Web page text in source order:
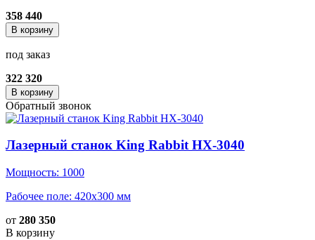
358 440
В корзину
под заказ
322 320
В корзину
Обратный звонок
Лазерный станок King Rabbit HX-3040
Мощность: 1000
Рабочее поле: 420x300 мм
от 280 350
В корзину